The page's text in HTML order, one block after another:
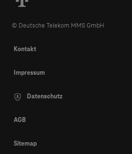
© Deutsche Telekom MMS GmbH
Kontakt
Impressum
Datenschutz
AGB
Sitemap